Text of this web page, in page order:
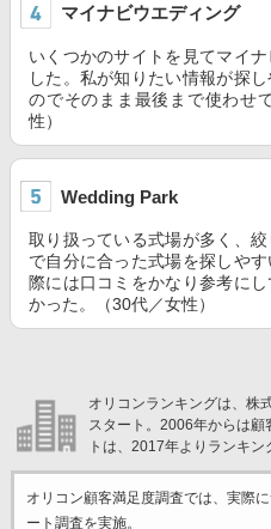
マイナビウエディング
いくつかのサイトを見てマイ
した。私が知りたい情報が探
のでそのまま最後まで使わせ
性）
Wedding Park
取り扱っている式場が多く、
で自分に合った式場を探しや
際には口コミをかなり参考に
かった。（30代／女性）
オリコンランキングは、株
スタート。2006年からは顧
トは、2017年よりランキン
オリコン顧客満足度調査では、実際
ート調査を実施。